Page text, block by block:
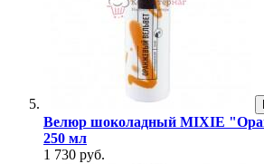
Велюр шоколадный MIXIE
250 мл
1 730 руб.